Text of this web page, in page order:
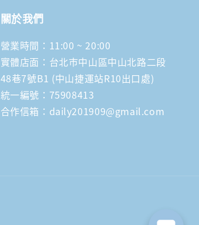
關於我們
營業時間：11:00 ~ 20:00
實體店面：台北市中山區中山北路二段
48巷7號B1 (中山捷運站R10出口處)
統一編號：75908413
合作信箱：daily201909@gmail.com